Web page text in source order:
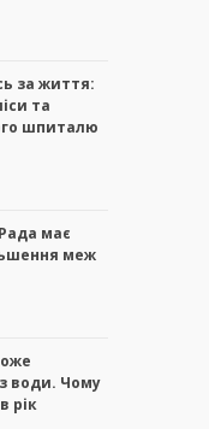
за життя:
та
шпиталю
має
меж
води. Чому
рік